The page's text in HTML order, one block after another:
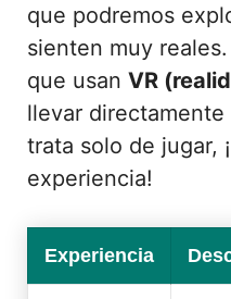
que podremos
sienten muy
que usan VR
llevar
trata solo de jugar,
experiencia!
Experiencia